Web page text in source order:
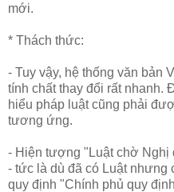
mới.
* Thách thức:
- Tuy vậy, hệ thống văn bản
tính chất thay đổi rất nhanh.
hiểu pháp luật cũng phải
tương ứng.
- Hiện tượng "Luật chờ Nghị
- tức là dù đã có Luật nhưng
quy định "Chính phủ quy